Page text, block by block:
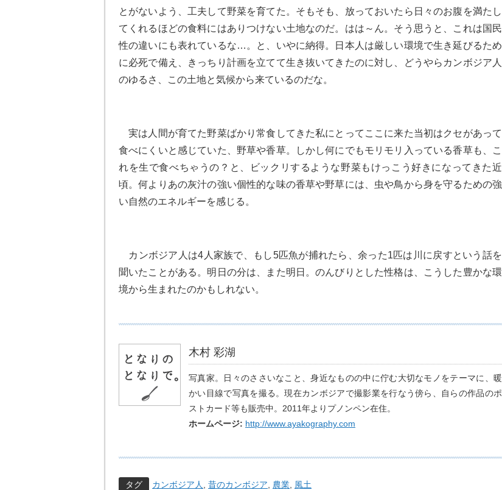
とがないよう、工夫して野菜を育てた。そもそも、放っておいたら日々のお腹を満たし
てくれるほどの食料にはありつけない土地なのだ。はは～ん。そう思うと、これは国民
性の違いにも表れているな…。と、いやに納得。日本人は厳しい環境で生き延びるため
に必死で備え、きっちり計画を立てて生き抜いてきたのに対し、どうやらカンボジア人
のゆるさ、この土地と気候から来ているのだな。
実は人間が育てた野菜ばかり常食してきた私にとってここに来た当初はクセがあって
食べにくいと感じていた、野草や香草。しかし何にでもモリモリ入っている香草も、こ
れを生で食べちゃうの？と、ビックリするような野菜もけっこう好きになってきた近
頃。何よりあの灰汁の強い個性的な味の香草や野草には、虫や鳥から身を守るための強
い自然のエネルギーを感じる。
カンボジア人は4人家族で、もし5匹魚が捕れたら、余った1匹は川に戻すという話を
聞いたことがある。明日の分は、また明日。のんびりとした性格は、こうした豊かな環
境から生まれたのかもしれない。
木村 彩湖
写真家。日々のささいなこと、身近なものの中に佇む大切なモノをテーマに、暖
かい目線で写真を撮る。現在カンボジアで撮影業を行なう傍ら、自らの作品のポ
ストカード等も販売中。2011年よりプノンペン在住。
ホームページ: http://www.ayakography.com
タグ カンボジア人 昔のカンボジア 農業 風土